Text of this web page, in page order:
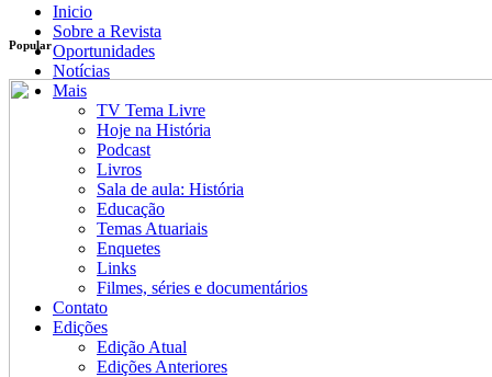
Inicio
Sobre a Revista
Oportunidades
Notícias
Mais
TV Tema Livre
Hoje na História
Podcast
Livros
Sala de aula: História
Educação
Temas Atuariais
Enquetes
Links
Filmes, séries e documentários
Contato
Edições
Edição Atual
Edições Anteriores
Popular